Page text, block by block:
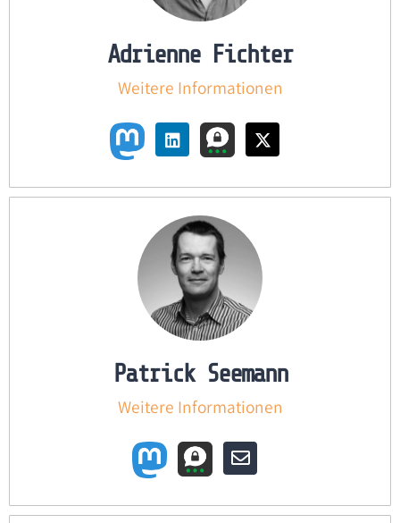
Adrienne Fichter
Weitere Informationen
Patrick Seemann
Weitere Informationen